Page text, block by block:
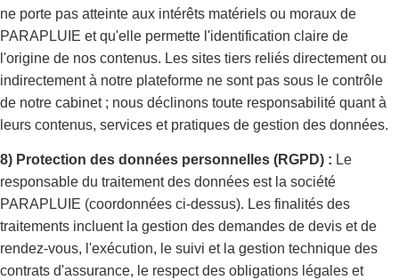
ne porte pas atteinte aux intérêts matériels ou moraux de
PARAPLUIE et qu'elle permette l'identification claire de
l'origine de nos contenus. Les sites tiers reliés directement ou
indirectement à notre plateforme ne sont pas sous le contrôle
de notre cabinet ; nous déclinons toute responsabilité quant à
leurs contenus, services et pratiques de gestion des données.
8) Protection des données personnelles (RGPD) : Le
responsable du traitement des données est la société
PARAPLUIE (coordonnées ci-dessus). Les finalités des
traitements incluent la gestion des demandes de devis et de
rendez-vous, l'exécution, le suivi et la gestion technique des
contrats d'assurance, le respect des obligations légales et